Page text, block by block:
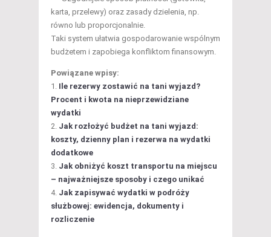
karta, przelewy) oraz zasady dzielenia, np.
równo lub proporcjonalnie.
Taki system ułatwia gospodarowanie wspólnym
budżetem i zapobiega konfliktom finansowym.
Powiązane wpisy:
Ile rezerwy zostawić na tani wyjazd?
Procent i kwota na nieprzewidziane
wydatki
Jak rozłożyć budżet na tani wyjazd:
koszty, dzienny plan i rezerwa na wydatki
dodatkowe
Jak obniżyć koszt transportu na miejscu
– najważniejsze sposoby i czego unikać
Jak zapisywać wydatki w podróży
służbowej: ewidencja, dokumenty i
rozliczenie